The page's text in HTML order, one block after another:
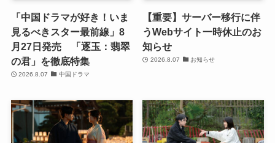
「中国ドラマが好き！いま
見るべきスター最前線」8
月27日発売 「逐玉：翡翠
の君」を徹底特集
2026.8.07 中国ドラマ
【重要】サーバー移行に伴
うWebサイト一時休止のお
知らせ
2026.8.07 お知らせ